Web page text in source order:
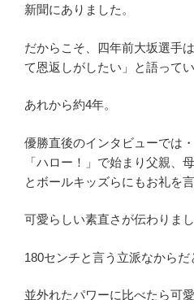
新聞にありました。
だからこそ、四年前大坂選手
て恩返しがしたい」と語ってい
あれから約4年。
優勝直後のインタビューでは
「ハロー！」で始まり父親、
とボールキッズらにもお礼を
可愛らしい素直さが伝わりまし
180センチと言う立派なからだ
並外れたパワーに比べたら可